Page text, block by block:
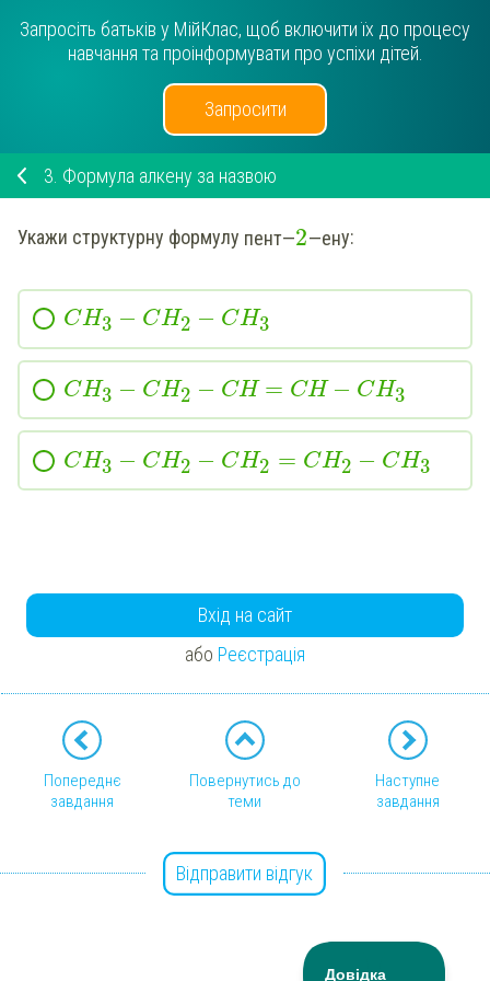
Запросіть батьків у МійКлас, щоб включити їх до процесу
навчання та проінформувати про успіхи дітей.
Запросити
3. Формула алкену за назвою
Укажи структурну формулу пент—2—ену:
CH3 − CH2 − CH3
CH3 − CH2 − CH = CH − CH3
CH3 − CH2 − CH2 = CH2 − CH3
Вхід на сайт
або Реєстрація
Попереднє
завдання
Повернутись до
теми
Наступне
завдання
Відправити відгук